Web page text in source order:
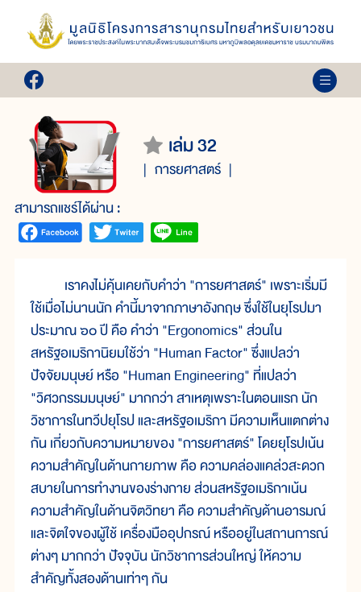
เล่ม 32
การยศาสตร์
สามารถแชร์ได้ผ่าน :
เราคงไม่คุ้นเคยกับคำว่า "การยศาสตร์" เพราะเริ่มมี
ใช้เมื่อไม่นานนัก คำนี้มาจากภาษาอังกฤษ ซึ่งใช้ในยุโรปมา
ประมาณ ๖๐ ปี คือ คำว่า "Ergonomics" ส่วนใน
สหรัฐอเมริกานิยมใช้ว่า "Human Factor" ซึ่งแปลว่า
ปัจจัยมนุษย์ หรือ "Human Engineering" ที่แปลว่า
"วิศวกรรมมนุษย์" มากกว่า สาเหตุเพราะในตอนแรก นัก
วิชาการในทวีปยุโรป และสหรัฐอเมริกา มีความเห็นแตกต่าง
กัน เกี่ยวกับความหมายของ "การยศาสตร์" โดยยุโรปเน้น
ความสำคัญในด้านกายภาพ คือ ความคล่องแคล่วสะดวก
สบายในการทำงานของร่างกาย ส่วนสหรัฐอเมริกาเน้น
ความสำคัญในด้านจิตวิทยา คือ ความสำคัญด้านอารมณ์
และจิตใจของผู้ใช้ เครื่องมืออุปกรณ์ หรืออยู่ในสถานการณ์
ต่างๆ มากกว่า ปัจจุบัน นักวิชาการส่วนใหญ่ ให้ความ
สำคัญทั้งสองด้านเท่าๆ กัน